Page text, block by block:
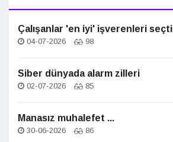
Çalışanlar 'en iyi' işverenleri seçti
04-07-2026 98
Siber dünyada alarm zilleri
02-07-2026 85
Manasız muhalefet ...
30-06-2026 86